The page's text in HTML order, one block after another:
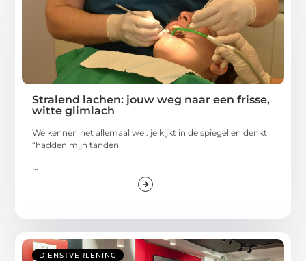
Stralend lachen: jouw weg naar een frisse,
witte glimlach
We kennen het allemaal wel: je kijkt in de spiegel en denkt
“hadden mijn tanden
...
DIENSTVERLENING